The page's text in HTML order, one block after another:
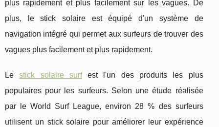
plus rapidement et plus facilement sur les vagues. De
plus, le stick solaire est équipé d'un système de
navigation intégré qui permet aux surfeurs de trouver des
vagues plus facilement et plus rapidement.
Lestick solaire surfest l'un des produits les plus
populaires pour les surfeurs. Selon une étude réalisée
par le World Surf League, environ 28 % des surfeurs
utilisent un stick solaire pour améliorer leur expérience